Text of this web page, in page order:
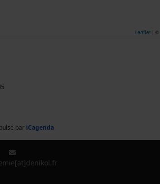
Leaflet| ©
par iCagenda